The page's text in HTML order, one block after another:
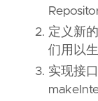
定义新
们用以
实现接